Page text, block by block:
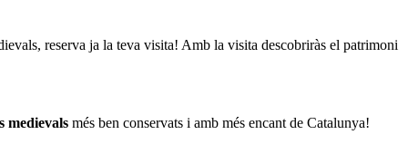
reserva ja la teva visita! Amb la visita descobriràs el patrimoni
medievals més ben conservats i amb més encant de Catalunya!